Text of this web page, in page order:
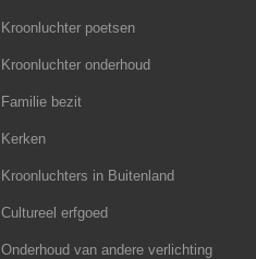
Kroonluchter poetsen
Kroonluchter onderhoud
Familie bezit
Kerken
Kroonluchters in Buitenland
Cultureel erfgoed
Onderhoud van andere verlichting